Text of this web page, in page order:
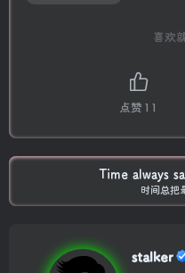
喜欢
点赞 11
Time always
时间总把
stalker